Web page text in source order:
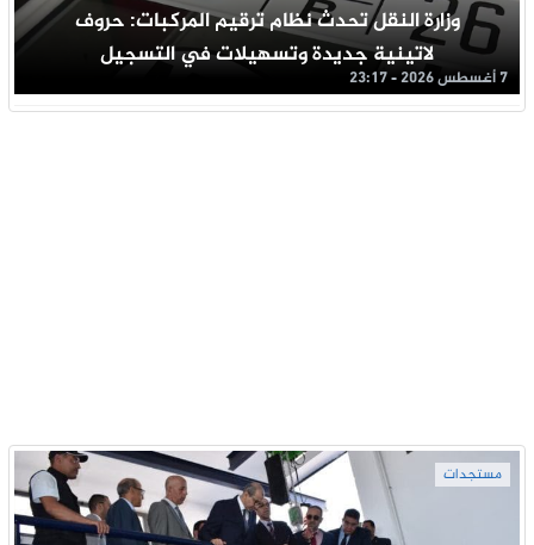
وزارة النقل تحدث نظام ترقيم المركبات: حروف
لاتينية جديدة وتسهيلات في التسجيل
7 أغسطس 2026 - 23:17
مستجدات